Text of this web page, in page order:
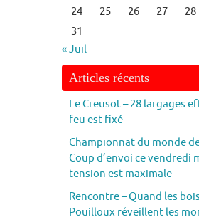
24
25 26 27 28
31
« Juil
Articles récents
Le Creusot – 28 largages
feu est fixé
Championnat du monde
Coup d’envoi ce vendredi
tension est maximale
Rencontre – Quand les
Pouilloux réveillent les